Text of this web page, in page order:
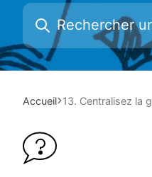
Accueil 13. Centralisez la